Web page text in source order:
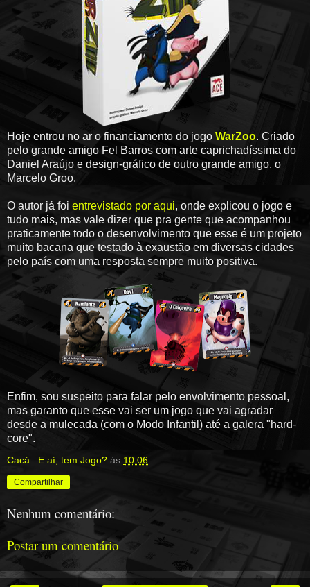
Hoje entrou no ar o financiamento do jogo WarZoo. Criado
pelo grande amigo Fel Barros com arte caprichadíssima do
Daniel Araújo e design-gráfico de outro grande amigo, o
Marcelo Groo.
O autor já foi entrevistado por aqui, onde explicou o jogo e
tudo mais, mas vale dizer que pra gente que acompanhou
praticamente todo o desenvolvimento que esse é um projeto
muito bacana que testado à exaustão em diversas cidades
pelo país com uma resposta sempre muito positiva.
Enfim, sou suspeito para falar pelo envolvimento pessoal,
mas garanto que esse vai ser um jogo que vai agradar
desde a mulecada (com o Modo Infantil) até a galera "hard-
core".
Cacá : E aí, tem Jogo? às 10:06
Compartilhar
Nenhum comentário:
Postar um comentário